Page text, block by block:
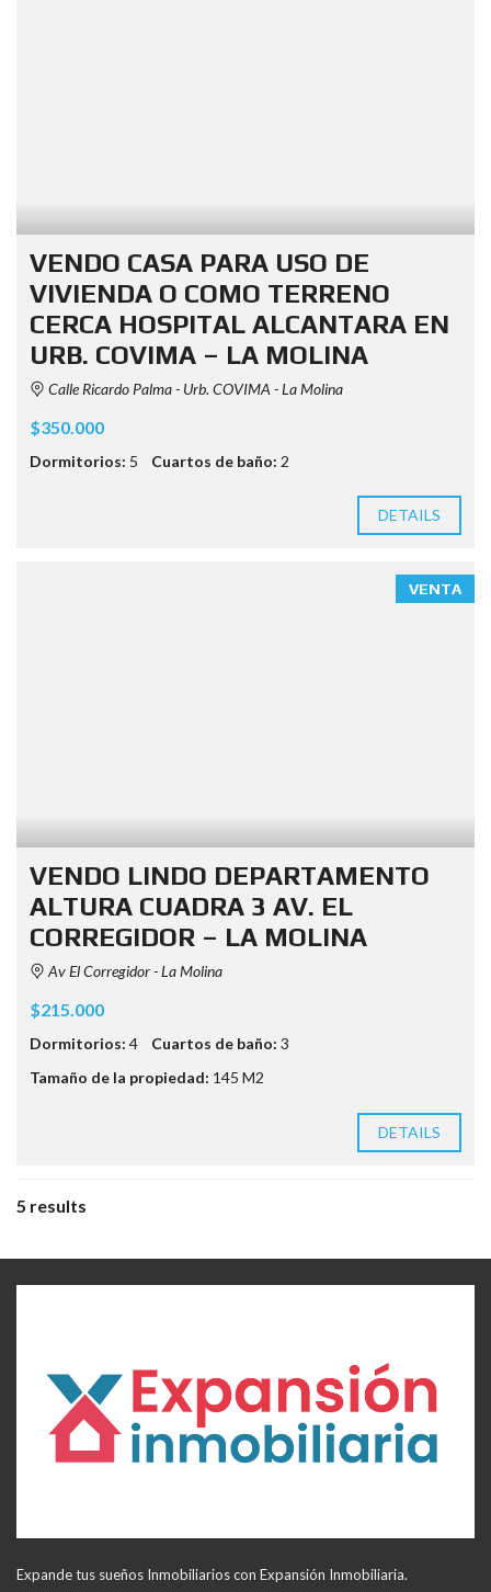
VENDO CASA PARA USO DE
VIVIENDA O COMO TERRENO
CERCA HOSPITAL ALCANTARA EN
URB. COVIMA – LA MOLINA
Calle Ricardo Palma - Urb. COVIMA - La Molina
$350.000
Dormitorios: 5 Cuartos de baño: 2
DETAILS
VENTA
VENDO LINDO DEPARTAMENTO
ALTURA CUADRA 3 AV. EL
CORREGIDOR – LA MOLINA
Av El Corregidor - La Molina
$215.000
Dormitorios: 4 Cuartos de baño: 3
Tamaño de la propiedad: 145 M2
DETAILS
5 results
Expande tus sueños Inmobiliarios con Expansión Inmobiliaria.